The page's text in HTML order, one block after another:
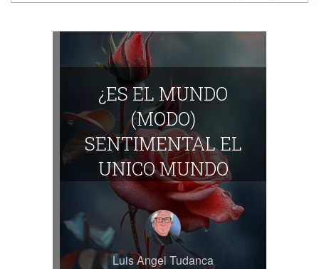
¿ES EL MUNDO
(MODO)
SENTIMENTAL EL
UNICO MUNDO
POSIBLE?
Luis Angel Tudanca